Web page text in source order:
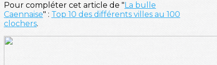
Pour compléter cet article de " La bulle
Caennaise" : Top 10 des différents villes au 100
clochers.